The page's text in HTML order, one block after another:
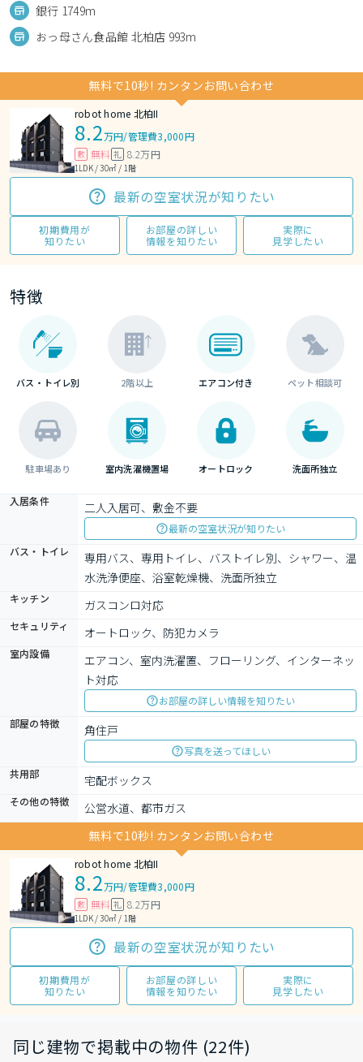
銀行 1749m
おっ母さん食品館 北柏店 993m
無料で10秒! カンタンお問い合わせ
robot home 北柏II
8.2万円/管理費3,000円
敷 無料 礼 8.2万円
1LDK / 30㎡ / 1階
最新の空室状況が知りたい
初期費用が
知りたい
お部屋の詳しい
情報を知りたい
実際に
見学したい
特徴
バス・トイレ別 2階以上 エアコン付き ペット相談可
駐車場あり 室内洗濯機置場 オートロック 洗面所独立
入居条件 二人入居可、敷金不要
最新の空室状況が知りたい
バス・トイレ
専用バス、専用トイレ、バストイレ別、シャワー、温
水洗浄便座、浴室乾燥機、洗面所独立
キッチン ガスコンロ対応
セキュリティ オートロック、防犯カメラ
室内設備
エアコン、室内洗濯置、フローリング、インターネッ
ト対応
お部屋の詳しい情報を知りたい
部屋の特徴
角住戸
写真を送ってほしい
共用部
宅配ボックス
その他の特徴
公営水道、都市ガス
無料で10秒! カンタンお問い合わせ
robot home 北柏II
8.2万円/管理費3,000円
敷 無料 礼 8.2万円
1LDK / 30㎡ / 1階
最新の空室状況が知りたい
初期費用が
知りたい
お部屋の詳しい
情報を知りたい
実際に
見学したい
同じ建物で掲載中の物件 (22件)